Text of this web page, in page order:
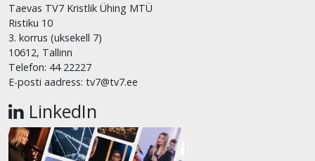
Taevas TV7 Kristlik Ühing MTÜ
Ristiku 10
3. korrus (uksekell 7)
10612, Tallinn
Telefon: 44 22227
E-posti aadress: tv7@tv7.ee
LinkedIn